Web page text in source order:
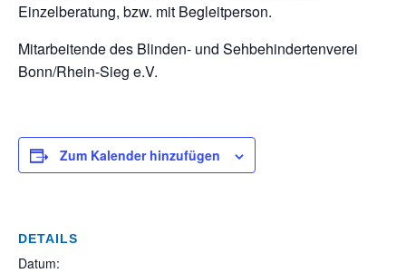
Einzelberatung, bzw. mit Begleitperson.
Mitarbeitende des Blinden- und Sehbehindertenverei
Bonn/Rhein-Sieg e.V.
Zum Kalender hinzufügen
DETAILS
Datum: